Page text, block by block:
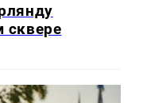
сквере